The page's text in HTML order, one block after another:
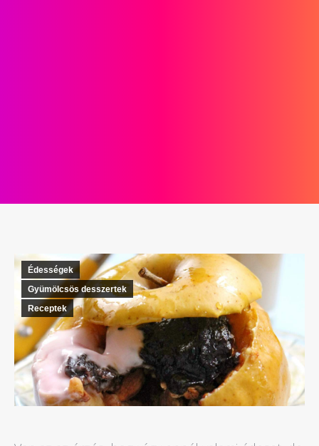
Édességek
Gyümölcsös desszertek
Receptek